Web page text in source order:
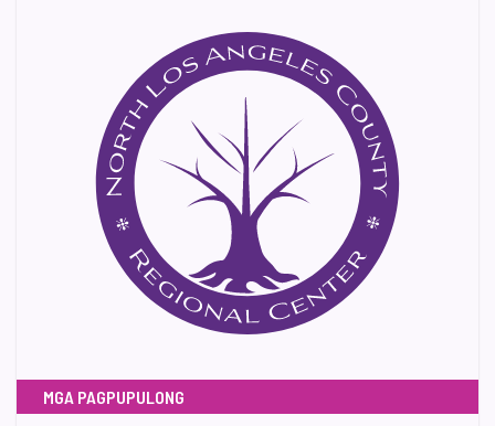
MGA PAGPUPULONG